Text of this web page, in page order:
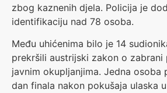
zbog kaznenih djela. Policija je
identifikaciju nad 78 osoba.
Među uhićenima bilo je 14
prekršili austrijski zakon o zabrani
javnim okupljanjima. Jedna osoba
dan finala nakon pokušaja ulaska